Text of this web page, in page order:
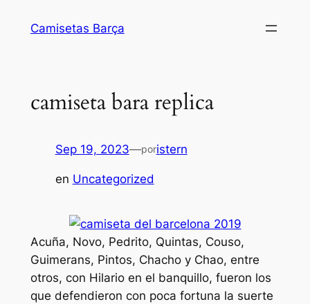
Camisetas Barça
camiseta bara replica
Sep 19, 2023—poristern
en Uncategorized
Acuña, Novo, Pedrito, Quintas, Couso,
Guimerans, Pintos, Chacho y Chao, entre
otros, con Hilario en el banquillo, fueron los
que defendieron con poca fortuna la suerte